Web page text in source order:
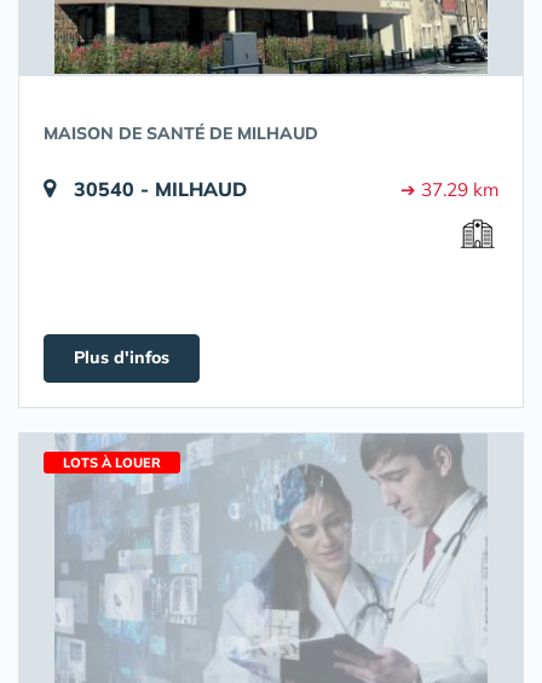
MAISON DE SANTÉ DE MILHAUD
30540 - MILHAUD ➔ 37.29 km
Plus d'infos
LOTS À LOUER